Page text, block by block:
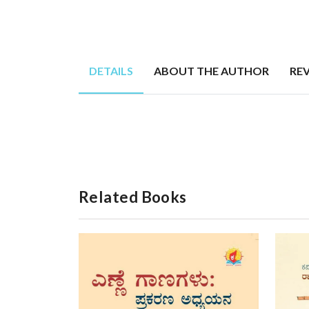
DETAILS ABOUT THE AUTHOR
Related Books